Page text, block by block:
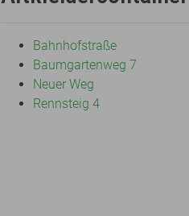
Bahnhofstraße
Baumgartenweg 7
Neuer Weg
Rennsteig 4